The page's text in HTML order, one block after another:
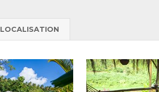
LOCALISATION